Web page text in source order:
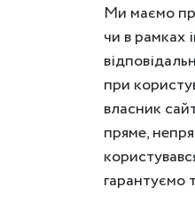
Ми маємо
чи в рамках
при
власник
пряме,
гарантуємо